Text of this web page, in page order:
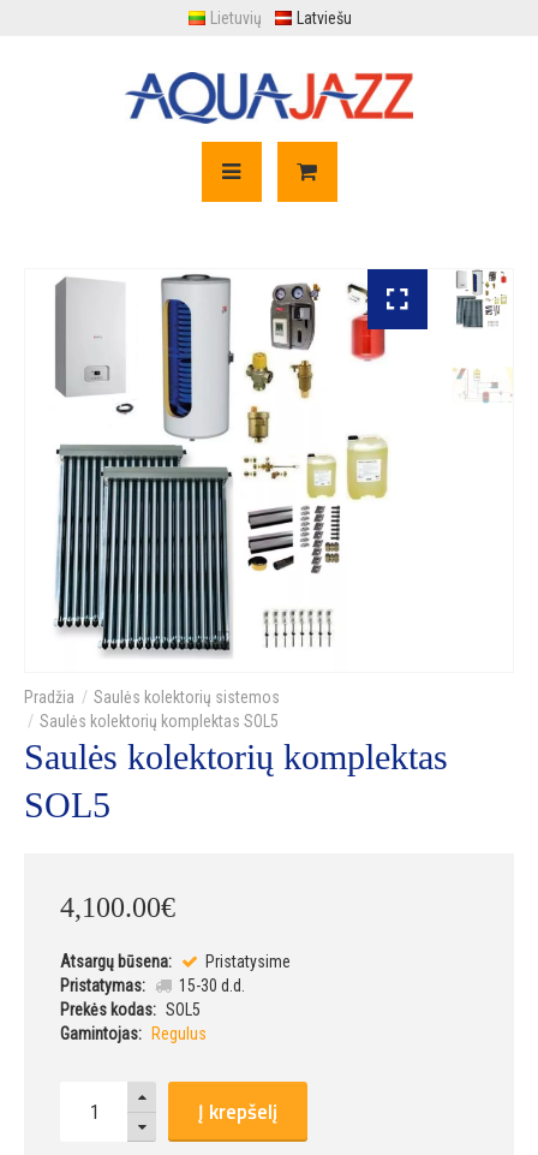
Lietuvių Latviešu
Saulės kolektorių sistemos
Saulės kolektorių komplektas SOL5
Saulės kolektorių komplektas
SOL5
4,100.00€
Atsargų būsena:
Pristatysime
Pristatymas:
15-30 d.d.
Prekės kodas: SOL5
Gamintojas:
Regulus
Į krepšelį